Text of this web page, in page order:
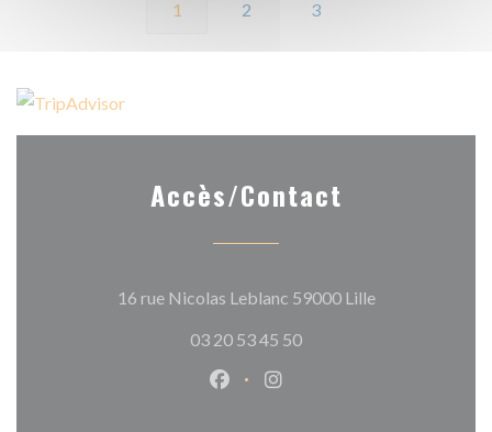
1 2 3
Accès/Contact
16 rue Nicolas Leblanc 59000 Lille((ouvre une
03 20 53 45 50
Facebook ((ouvre une
Instagram ((ouvre une